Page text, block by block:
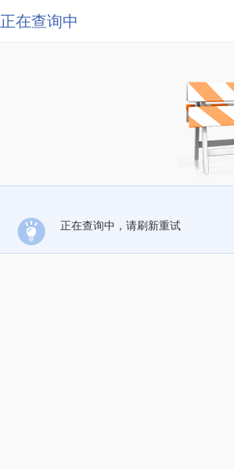
正在查询中
正在查询中，请刷新重试